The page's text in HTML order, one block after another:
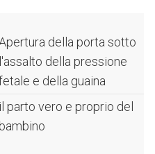
della porta sotto
l'assalto della pressione
e della guaina
il parto vero e proprio del
bambino